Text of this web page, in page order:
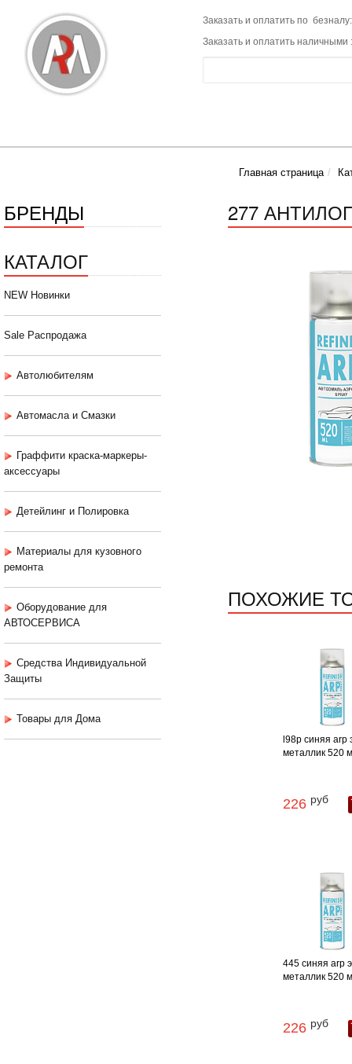
Заказать и оплатить по
Заказать и оплатить наличными
Главная страница
БРЕНДЫ
КАТАЛОГ
NEW Новинки
Sale Распродажа
Автолюбителям
Автомасла и Смазки
Граффити краска-маркеры-
аксессуары
Детейлинг и Полировка
Материалы для кузовного
ремонта
Оборудование для
АВТОСЕРВИСА
Средства Индивидуальной
Защиты
Товары для Дома
277
ПОХОЖИЕ
l98p синяя arp
металлик 520
226 руб
445 синяя arp
металлик 520
226 руб